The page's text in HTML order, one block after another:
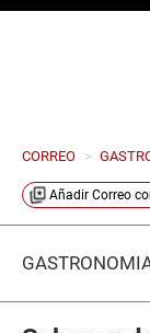
CORREO >
Añadir Correo